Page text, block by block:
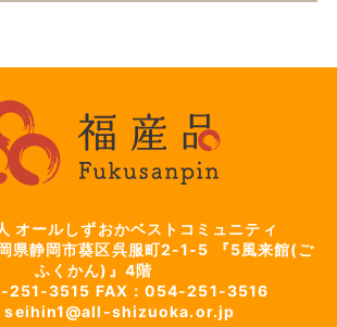
オールしずおかベストコミュニティ
県静岡市葵区呉服町2-1-5
『5風来館(ご
ふくかん)』4階
251-3515 FAX：054-251-3516
seihin1@all-shizuoka.or.jp